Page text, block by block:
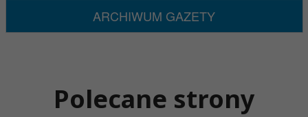
ARCHIWUM GAZETY
Polecane strony